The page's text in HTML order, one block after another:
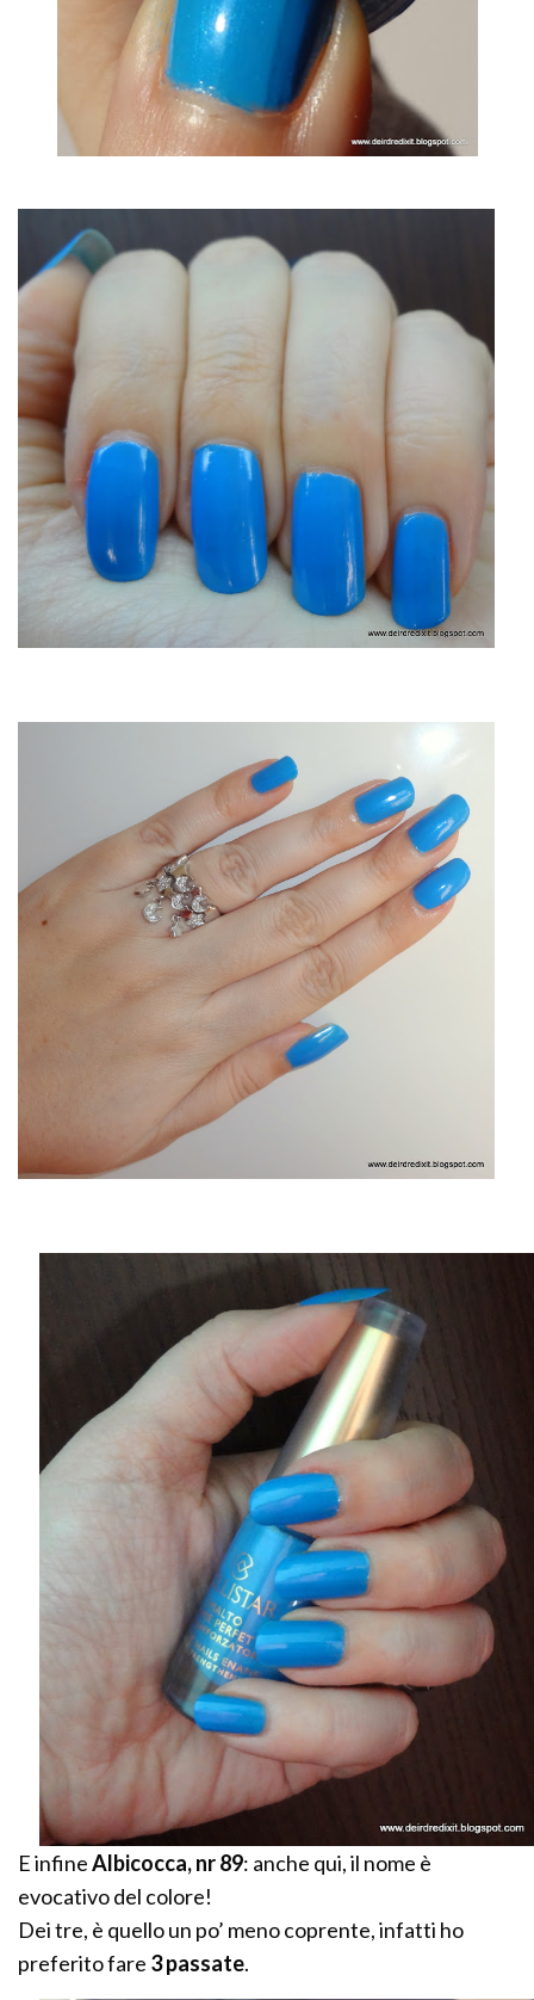
E infineAlbicocca, nr 89: anche qui, il nome è
evocativo del colore!
Dei tre, è quello un po’ meno coprente, infatti ho
preferito fare 3 passate.